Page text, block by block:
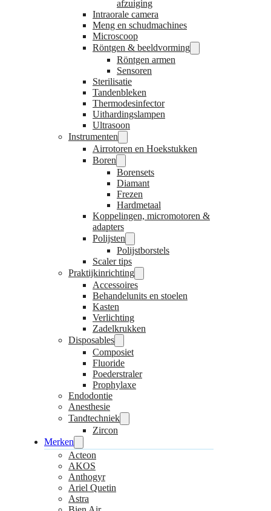
afzuiging
Intraorale camera
Meng en schudmachines
Microscoop
Röntgen & beeldvorming
Röntgen armen
Sensoren
Sterilisatie
Tandenbleken
Thermodesinfector
Uithardingslampen
Ultrasoon
Instrumenten
Airrotoren en Hoekstukken
Boren
Borensets
Diamant
Frezen
Hardmetaal
Koppelingen, micromotoren &
adapters
Polijsten
Polijstborstels
Scaler tips
Praktijkinrichting
Accessoires
Behandelunits en stoelen
Kasten
Verlichting
Zadelkrukken
Disposables
Composiet
Fluoride
Poederstraler
Prophylaxe
Endodontie
Anesthesie
Tandtechniek
Zircon
Merken
Acteon
AKOS
Anthogyr
Ariel Quetin
Astra